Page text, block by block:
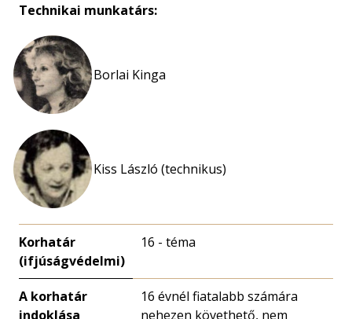
Technikai munkatárs:
Borlai Kinga
Kiss László (technikus)
Korhatár
(ifjúságvédelmi)
16 - téma
A korhatár
indoklása
16 évnél fiatalabb számára
nehezen követhető, nem